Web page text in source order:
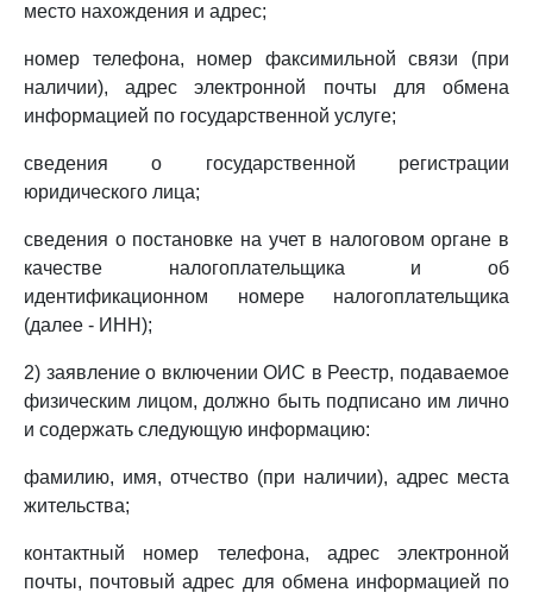
место нахождения и адрес;
номер телефона, номер факсимильной связи (при
наличии), адрес электронной почты для обмена
информацией по государственной услуге;
сведения о государственной регистрации
юридического лица;
сведения о постановке на учет в налоговом органе в
качестве налогоплательщика и об
идентификационном номере налогоплательщика
(далее - ИНН);
2) заявление о включении ОИС в Реестр, подаваемое
физическим лицом, должно быть подписано им лично
и содержать следующую информацию:
фамилию, имя, отчество (при наличии), адрес места
жительства;
контактный номер телефона, адрес электронной
почты, почтовый адрес для обмена информацией по